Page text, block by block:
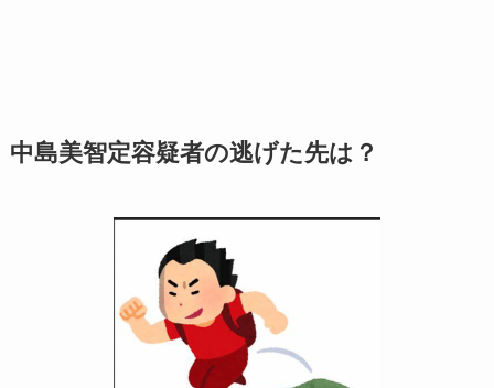
中島美智定容疑者の逃げた先は？